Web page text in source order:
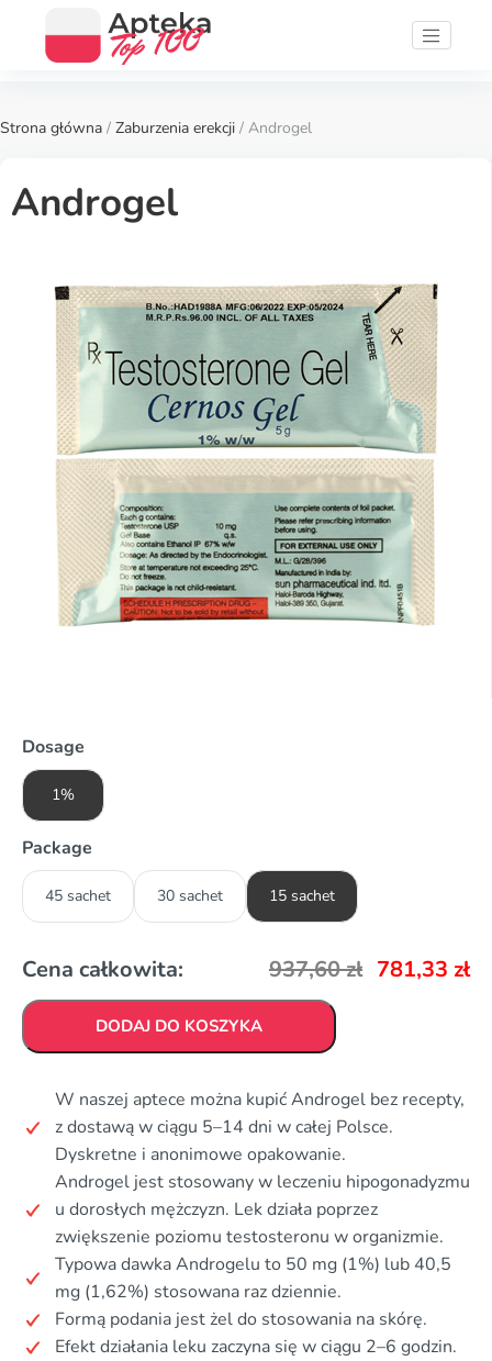
Strona główna / Zaburzenia erekcji / Androgel
Androgel
Dosage
1%
Package
45 sachet 30 sachet 15 sachet
Cena całkowita: 937,60zł 781,33 zł
DODAJ DO KOSZYKA
W naszej aptece można kupić Androgel bez recepty,
z dostawą w ciągu 5–14 dni w całej Polsce.
Dyskretne i anonimowe opakowanie.
Androgel jest stosowany w leczeniu hipogonadyzmu
u dorosłych mężczyzn. Lek działa poprzez
zwiększenie poziomu testosteronu w organizmie.
Typowa dawka Androgelu to 50 mg (1%) lub 40,5
mg (1,62%) stosowana raz dziennie.
Formą podania jest żel do stosowania na skórę.
Efekt działania leku zaczyna się w ciągu 2–6 godzin.